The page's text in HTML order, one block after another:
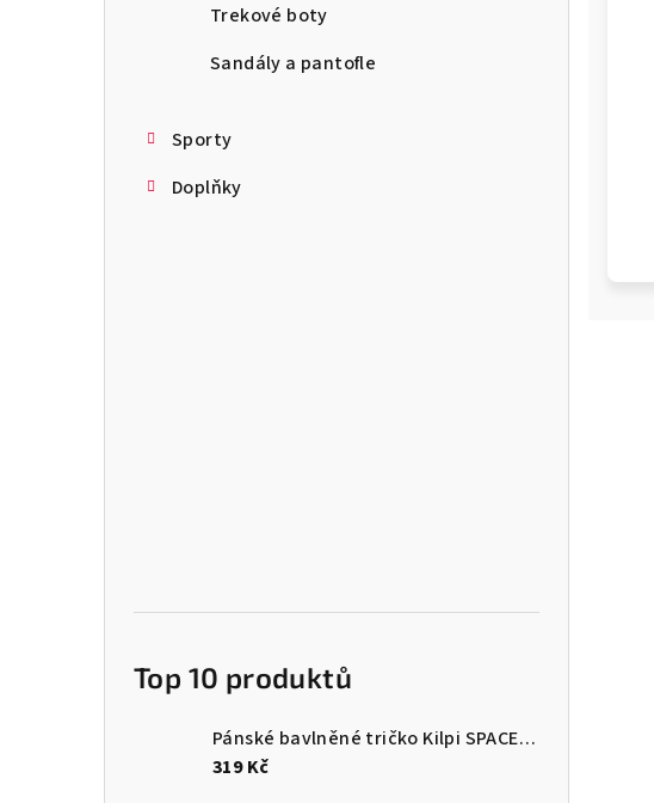
Trekové boty
Sandály a pantofle
Sporty
Doplňky
Top 10 produktů
Pánské bavlněné tričko Kilpi SPACER-M
319 Kč